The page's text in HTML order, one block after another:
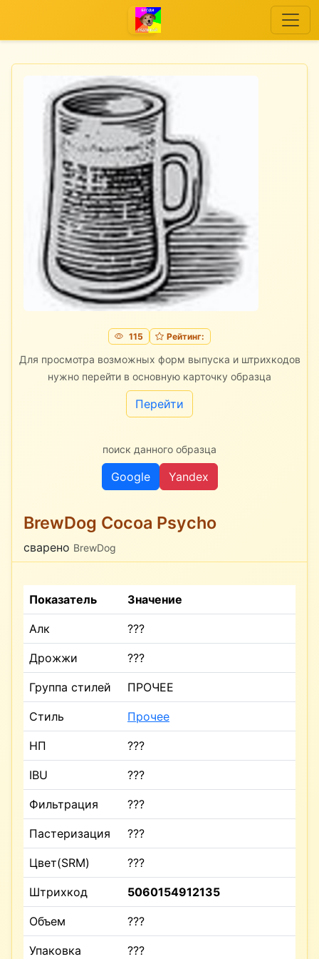
115 Рейтинг:
Для просмотра возможных форм выпуска и штрихкодов
нужно перейти в основную карточку образца
Перейти
поиск данного образца
Google Yandex
BrewDog Cocoa Psycho
сварено BrewDog
Показатель Значение
Алк ???
Дрожжи ???
Группа стилей ПРОЧЕЕ
Стиль Прочее
НП ???
IBU ???
Фильтрация ???
Пастеризация ???
Цвет(SRM) ???
Штрихкод 5060154912135
Объем ???
Упаковка ???